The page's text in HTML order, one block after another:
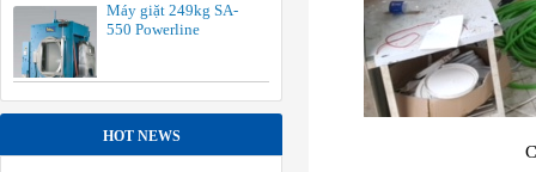
Máy giặt 249kg SA-
550 Powerline
HOT NEWS